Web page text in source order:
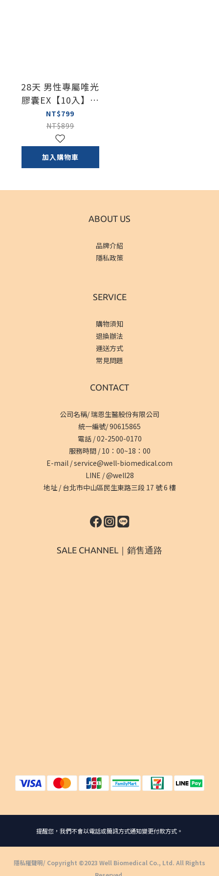
28天 男性專屬唯光
膠囊EX【10入】效
期：2028/2/22
NT$799
NT$899
加入購物車
ABOUT US
品牌介紹
隱私政策
SERVICE
購物須知
退換辦法
運送方式
常見問題
CONTACT
公司名稱/ 瑞恩生醫股份有限公司
統一編號/ 90615865
電話 /02-2500-0170
服務時間 / 10：00~18：00
E-mail /service@well-biomedical.com
LINE /@well28
地址 /台北市中山區民生東路三段 17 號 6 樓
SALE CHANNEL｜銷售通路
提醒您，我們不會以電話或簡訊方式通知變更付款方式。
隱私權聲明/ Copyright ©2023 Well Biomedical Co., Ltd. All Rights